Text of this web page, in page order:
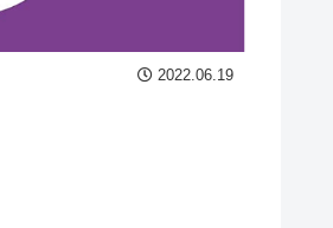
2022.06.19